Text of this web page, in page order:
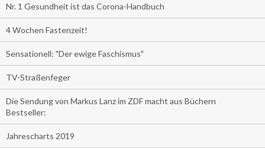
Nr. 1 Gesundheit ist das Corona-Handbuch
4 Wochen Fastenzeit!
Sensationell: "Der ewige Faschismus"
TV-Straßenfeger
Die Sendung von Markus Lanz im ZDF macht aus Büchern
Bestseller:
Jahrescharts 2019